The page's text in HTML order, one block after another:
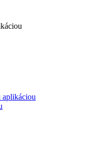
aplikáciou